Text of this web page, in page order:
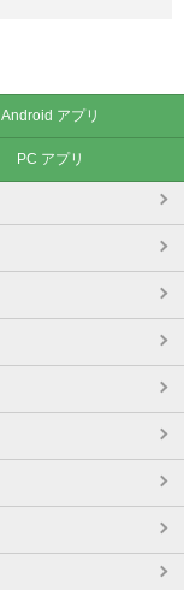
Android アプリ
PC アプリ